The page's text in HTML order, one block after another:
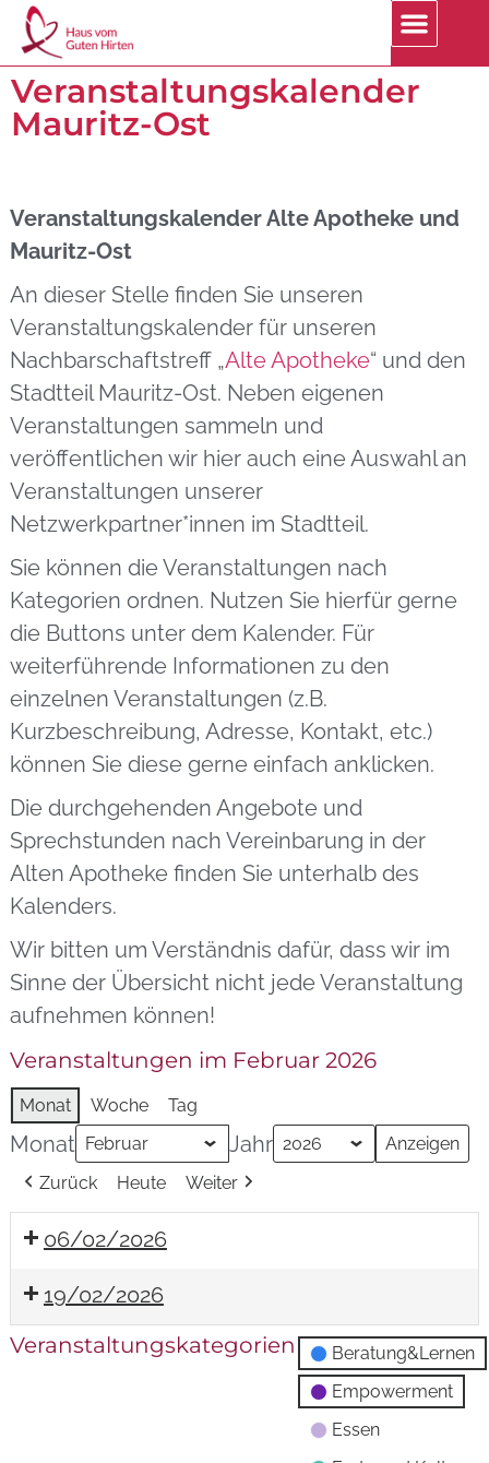
Veranstaltungskalender
Mauritz-Ost
Veranstaltungskalender Alte Apotheke und
Mauritz-Ost
An dieser Stelle finden Sie unseren
Veranstaltungskalender für unseren
Nachbarschaftstreff „Alte Apotheke“ und den
Stadtteil Mauritz-Ost. Neben eigenen
Veranstaltungen sammeln und
veröffentlichen wir hier auch eine Auswahl an
Veranstaltungen unserer
Netzwerkpartner*innen im Stadtteil.
Sie können die Veranstaltungen nach
Kategorien ordnen. Nutzen Sie hierfür gerne
die Buttons unter dem Kalender. Für
weiterführende Informationen zu den
einzelnen Veranstaltungen (z.B.
Kurzbeschreibung, Adresse, Kontakt, etc.)
können Sie diese gerne einfach anklicken.
Die durchgehenden Angebote und
Sprechstunden nach Vereinbarung in der
Alten Apotheke finden Sie unterhalb des
Kalenders.
Wir bitten um Verständnis dafür, dass wir im
Sinne der Übersicht nicht jede Veranstaltung
aufnehmen können!
Veranstaltungen im Februar 2026
Monat Woche Tag
Monat Jahr
Zurück Heute Weiter
06/02/2026
19/02/2026
Veranstaltungskategorien
Beratung&Lernen
Empowerment
Essen